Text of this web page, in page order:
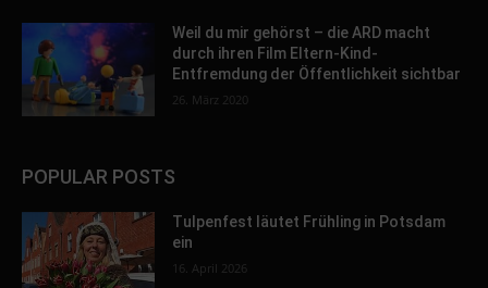
Weil du mir gehörst – die ARD macht
durch ihren Film Eltern-Kind-
Entfremdung der Öffentlichkeit sichtbar
26. März 2020
POPULAR POSTS
Tulpenfest läutet Frühling in Potsdam
ein
16. April 2026